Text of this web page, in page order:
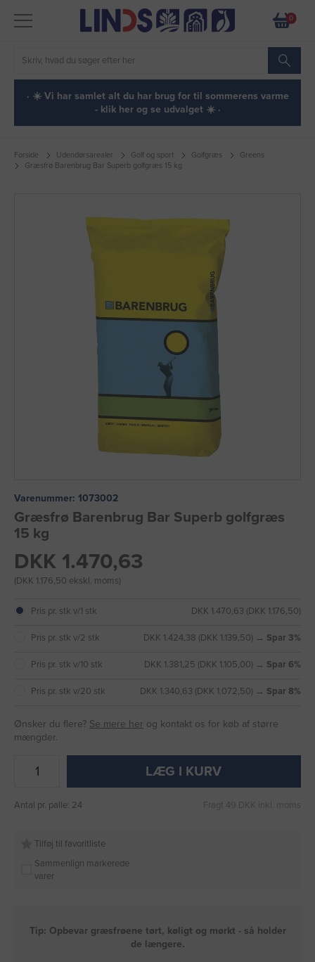
0
· ☀️ Vi har samlet alt du har brug for til sommerens varme
- klik her og se udvalget ☀️ ·
Forside Udendørsarealer Golf og sport Golfgræs
Greens
Græsfrø Barenbrug Bar Superb golfgræs 15 kg
Varenummer: 1073002
Græsfrø Barenbrug Bar Superb golfgræs
15 kg
DKK 1.470,63
(DKK 1.176,50 ekskl. moms)
Pris pr. stk v/1 stk DKK 1.470,63 (DKK 1.176,50)
Pris pr. stk v/2 stk DKK 1.424,38 (DKK 1.139,50) → Spar 3%
Pris pr. stk v/10 stk DKK 1.381,25 (DKK 1.105,00) → Spar 6%
Pris pr. stk v/20 stk DKK 1.340,63 (DKK 1.072,50) → Spar 8%
Ønsker du flere? Se mere her og kontakt os for køb af større
mængder.
LÆG I KURV
Antal pr. palle: 24 Fragt 49 DKK inkl. moms
Tilføj til favoritliste
Sammenlign markerede
varer
Tip: Opbevar græsfrøene tørt, køligt og mørkt - så holder
de længere.